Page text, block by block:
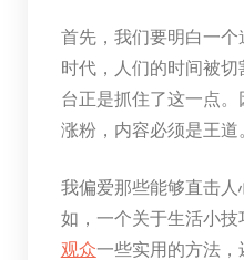
首先，我们要明白一
时代，人们的时间被
台正是抓住了这一点
涨粉，内容必须是王道
我偏爱那些能够直击
如，一个关于生活小技
观众一些实用的方法，